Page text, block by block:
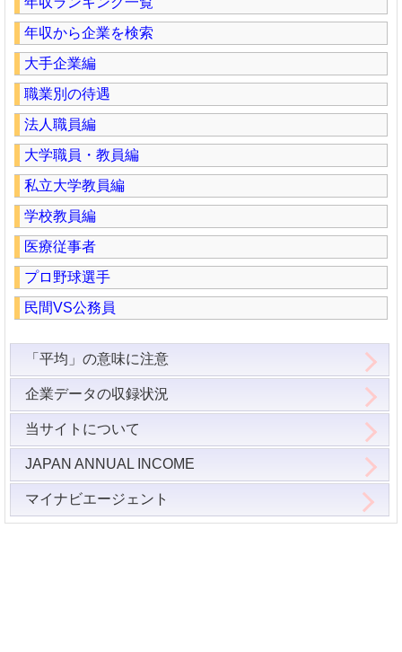
年収から企業を検索
大手企業編
職業別の待遇
法人職員編
大学職員・教員編
私立大学教員編
学校教員編
医療従事者
プロ野球選手
民間VS公務員
「平均」の意味に注意
企業データの収録状況
当サイトについて
JAPAN ANNUAL INCOME
マイナビエージェント